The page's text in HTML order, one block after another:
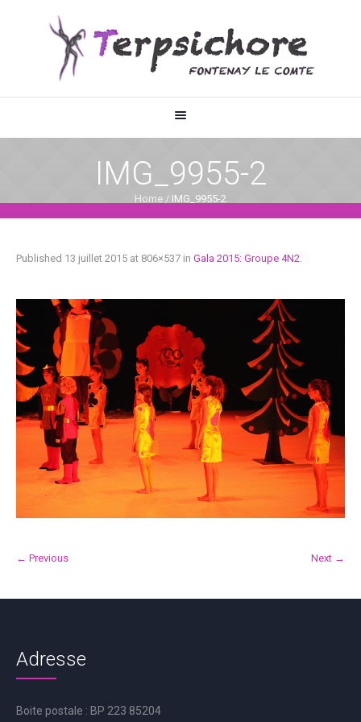
IMG_9955-2
Home / IMG_9955-2
Published 13 juillet 2015 at 806×537 in Gala 2015: Groupe 4N2.
← Previous Next →
Adresse
Boite postale : BP 223 85204